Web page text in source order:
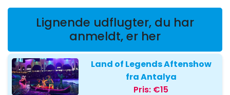
Lignende udflugter, du har
anmeldt, er her
Land of Legends Aftenshow
fra Antalya
Pris: €15